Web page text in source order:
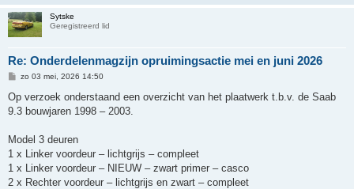
Sytske
Geregistreerd lid
Re: Onderdelenmagzijn opruimingsactie mei en juni 2026
B
r
i
c
zo 03 mei, 2026 14:50
Op verzoek onderstaand een overzicht van het plaatwerk t.b.v. de Saab
9.3 bouwjaren 1998 – 2003.
Model 3 deuren
1 x Linker voordeur – lichtgrijs – compleet
1 x Linker voordeur – NIEUW – zwart primer – casco
2 x Rechter voordeur – lichtgrijs en zwart – compleet